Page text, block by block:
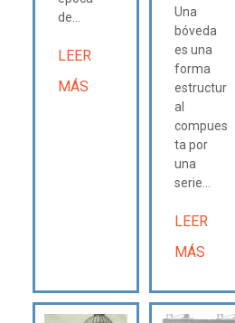
de...
LEER
MÁS
Una
bóveda
es una
forma
estructur
al
compues
ta por
una
serie...
LEER
MÁS